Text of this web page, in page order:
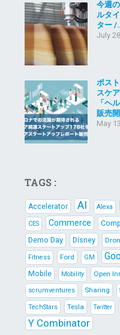
今週
ルタ
ター /
July
ポス
スケ
「ヘ
販売
May
TAGS :
Accelerator AI Alexa
CES Commerce
Demo Day
Disney
Fitness Ford GM
Mobile Mobility Open
scrumventures Sharing
TechStars Tesla Twitter
Y Combinator